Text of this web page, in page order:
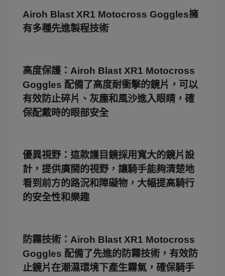
Airoh Blast XR1 Motocross Goggles擁
有多種先進製程技術
高度保護：Airoh Blast XR1 Motocross
Goggles 配備了高度耐衝擊的鏡片，可以
有效防止碎片、灰塵和風沙進入眼睛，確
保配戴時的眼部安全
優異視野：這款護目鏡採用寬大的鏡片設
計，提供廣闊的視野，讓騎手能夠清楚地
看到前方的路況和障礙物，大幅提高騎行
的安全性和樂趣
防霧技術：Airoh Blast XR1 Motocross
Goggles 配備了先進的防霧技術，有效防
止鏡片在潮濕環境下產生霧氣，確保騎手